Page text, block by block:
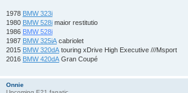
1978 BMW 323i
1980 BMW 528i maior restitutio
1986 BMW 528i
1987 BMW 325iA cabriolet
2015 BMW 320dA touring xDrive High Executive ///Msport
2016 BMW 420dA Gran Coupé
Onnie